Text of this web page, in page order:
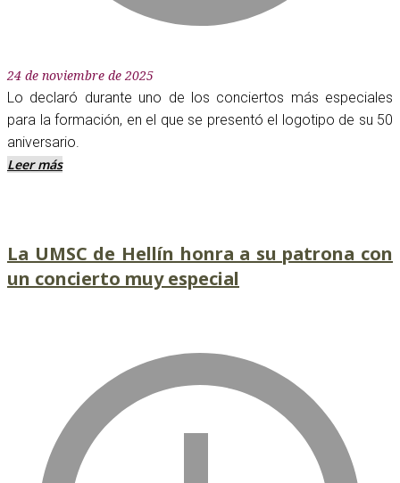
24 de noviembre de 2025
Lo declaró durante uno de los conciertos más especiales
para la formación, en el que se presentó el logotipo de su 50
aniversario.
Leer más
La UMSC de Hellín honra a su patrona con
un concierto muy especial